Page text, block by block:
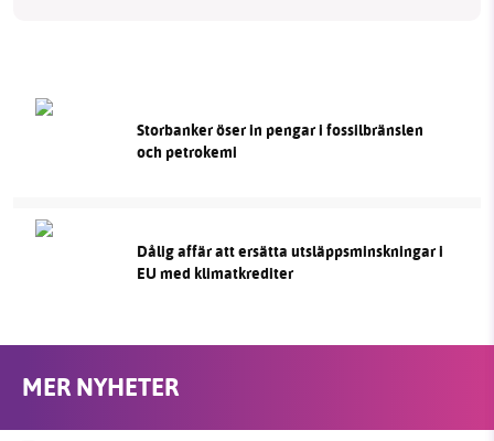
Storbanker öser in pengar i fossilbränslen
och petrokemi
Dålig affär att ersätta utsläppsminskningar i
EU med klimatkrediter
MER NYHETER